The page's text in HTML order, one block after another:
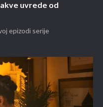
uvrede od
epizodi serije